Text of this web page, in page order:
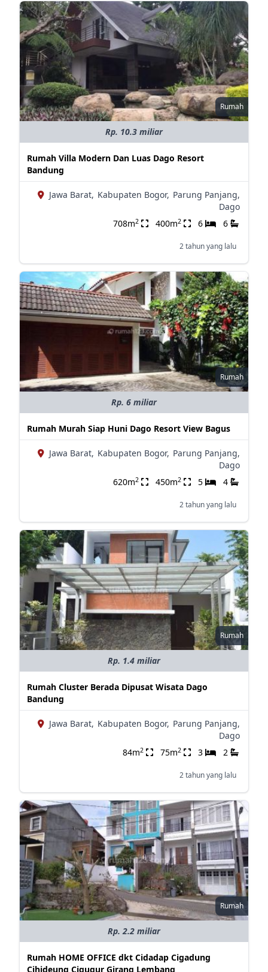
Rumah
Rp. 10.3 miliar
Rumah Villa Modern Dan Luas Dago Resort
Bandung
Jawa Barat, Kabupaten Bogor, Parung Panjang,
Dago
708m2 400m2 6 6
2 tahun yang lalu
Rumah
Rp. 6 miliar
Rumah Murah Siap Huni Dago Resort View Bagus
Jawa Barat, Kabupaten Bogor, Parung Panjang,
Dago
620m2 450m2 5 4
2 tahun yang lalu
Rumah
Rp. 1.4 miliar
Rumah Cluster Berada Dipusat Wisata Dago
Bandung
Jawa Barat, Kabupaten Bogor, Parung Panjang,
Dago
84m2 75m2 3 2
2 tahun yang lalu
Rumah
Rp. 2.2 miliar
Rumah HOME OFFICE dkt Cidadap Cigadung
Cihideung Cigugur Girang Lembang